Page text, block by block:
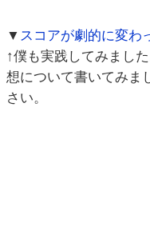
▼ スコアが劇的に変わ
↑僕も実践してみまし
想について書いてみま
さい。